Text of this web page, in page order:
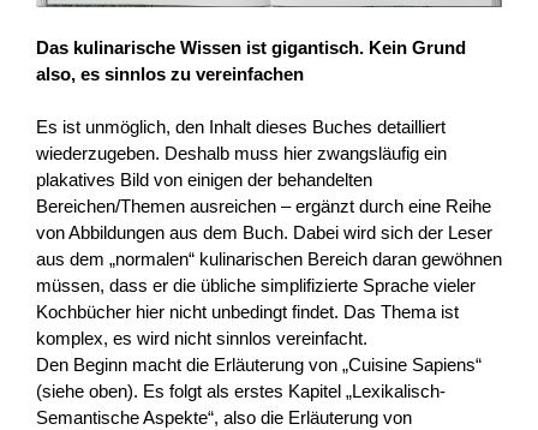
Das kulinarische Wissen ist gigantisch. Kein Grund
also, es sinnlos zu vereinfachen
Es ist unmöglich, den Inhalt dieses Buches detailliert
wiederzugeben. Deshalb muss hier zwangsläufig ein
plakatives Bild von einigen der behandelten
Bereichen/Themen ausreichen – ergänzt durch eine Reihe
von Abbildungen aus dem Buch. Dabei wird sich der Leser
aus dem „normalen“ kulinarischen Bereich daran gewöhnen
müssen, dass er die übliche simplifizierte Sprache vieler
Kochbücher hier nicht unbedingt findet. Das Thema ist
komplex, es wird nicht sinnlos vereinfacht.
Den Beginn macht die Erläuterung von „Cuisine Sapiens“
(siehe oben). Es folgt als erstes Kapitel „Lexikalisch-
Semantische Aspekte“, also die Erläuterung von